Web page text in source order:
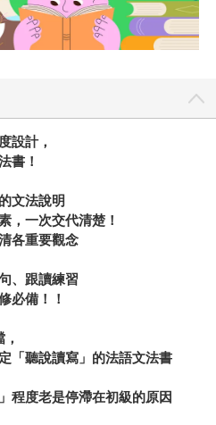
設計，
書！
文法說明
，一次交代清楚！
各重要觀念
、跟讀練習
必備！！
「聽說讀寫」的法語文法書
程度老是停滯在初級的原因